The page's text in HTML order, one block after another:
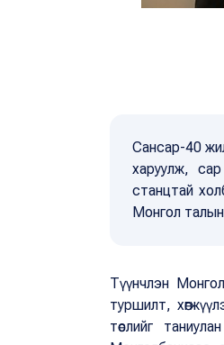
Сансар-40
харуулж, сар
станцтай
Монгол
Түүнчлэн
туршилт,
төслийг